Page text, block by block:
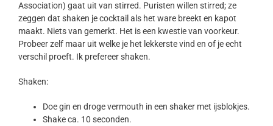
Association) gaat uit van stirred. Puristen willen stirred; ze
zeggen dat shaken je cocktail als het ware breekt en kapot
maakt. Niets van gemerkt. Het is een kwestie van voorkeur.
Probeer zelf maar uit welke je het lekkerste vind en of je echt
verschil proeft. Ik prefereer shaken.
Shaken:
Doe gin en droge vermouth in een shaker met ijsblokjes.
Shake ca. 10 seconden.